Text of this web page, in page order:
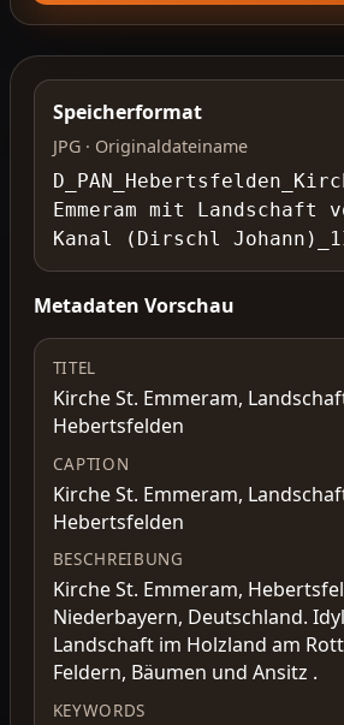
Speicherformat
JPG · Originaldateiname
Emmeram mit Landschaft
Kanal (Dirschl
Metadaten Vorschau
TITEL
Kirche St. Emmeram,
Hebertsfelden
CAPTION
Kirche St. Emmeram,
Hebertsfelden
BESCHREIBUNG
Kirche St. Emmeram,
Niederbayern, Deutschland.
Landschaft im Holzland am
Feldern, Bäumen und Ansitz .
KEYWORDS